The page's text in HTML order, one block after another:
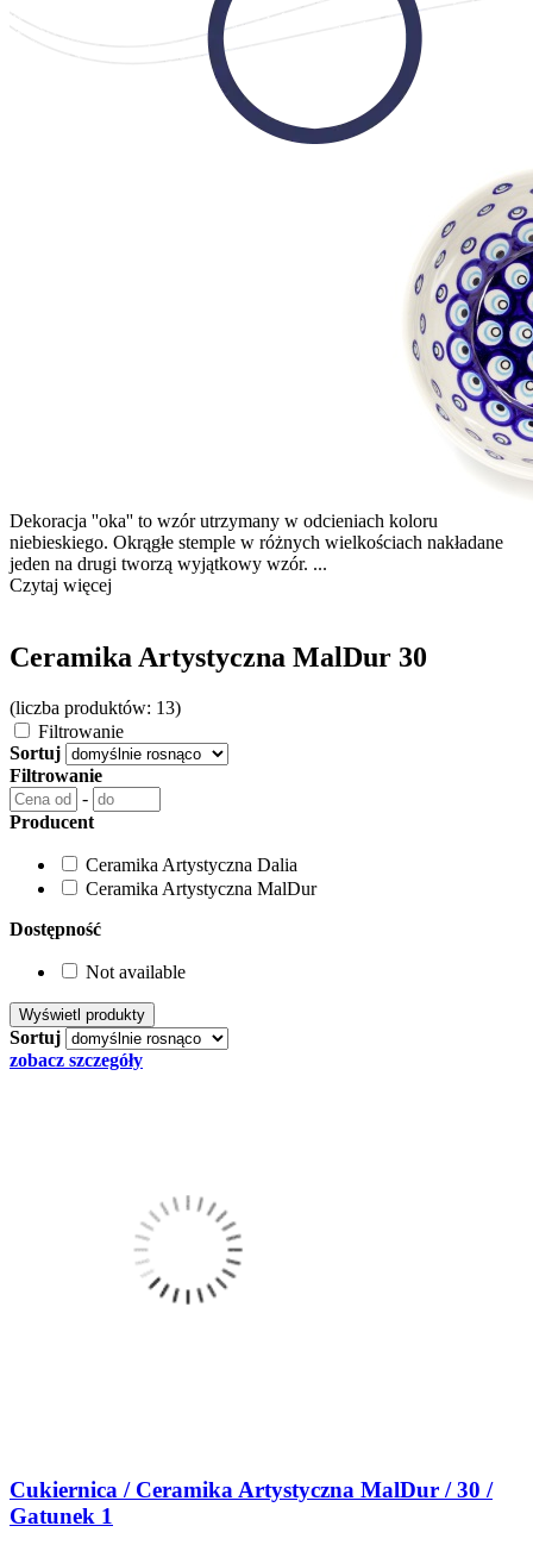
Dekoracja ''oka'' to wzór utrzymany w odcieniach koloru
niebieskiego. Okrągłe stemple w różnych wielkościach nakładane
jeden na drugi tworzą wyjątkowy wzór. ...
Czytaj więcej
Ceramika Artystyczna MalDur 30
(liczba produktów: 13)
Filtrowanie
Sortuj
Filtrowanie
-
Producent
Ceramika Artystyczna Dalia
Ceramika Artystyczna MalDur
Dostępność
Not available
Sortuj
zobacz szczegóły
Cukiernica / Ceramika Artystyczna MalDur / 30 /
Gatunek 1